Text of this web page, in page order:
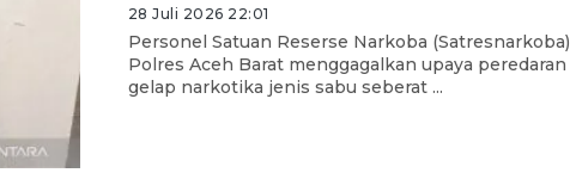
28 Juli 2026 22:01
Personel Satuan Reserse Narkoba (Satresnarkoba)
Polres Aceh Barat menggagalkan upaya peredaran
gelap narkotika jenis sabu seberat ...